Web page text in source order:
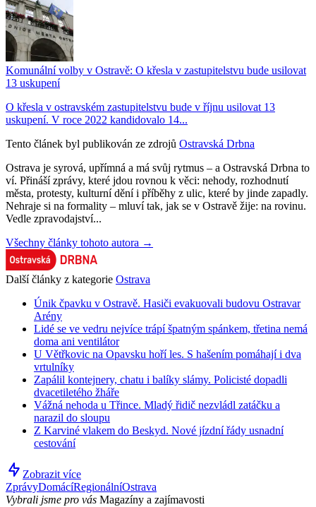
Komunální volby v Ostravě: O křesla v zastupitelstvu bude usilovat
13 uskupení
O křesla v ostravském zastupitelstvu bude v říjnu usilovat 13
uskupení. V roce 2022 kandidovalo 14...
Tento článek byl publikován ze zdrojů Ostravská Drbna
Ostrava je syrová, upřímná a má svůj rytmus – a Ostravská Drbna to
ví. Přináší zprávy, které jdou rovnou k věci: nehody, rozhodnutí
města, protesty, kulturní dění i příběhy z ulic, které by jinde zapadly.
Nehraje si na formality – mluví tak, jak se v Ostravě žije: na rovinu.
Vedle zpravodajství...
Všechny články tohoto autora →
Další články z kategorie Ostrava
Únik čpavku v Ostravě. Hasiči evakuovali budovu Ostravar
Arény
Lidé se ve vedru nejvíce trápí špatným spánkem, třetina nemá
doma ani ventilátor
U Větřkovic na Opavsku hoří les. S hašením pomáhají i dva
vrtulníky
Zapálil kontejnery, chatu i balíky slámy. Policisté dopadli
dvacetiletého žháře
Vážná nehoda u Třince. Mladý řidič nezvládl zatáčku a
narazil do sloupu
Z Karviné vlakem do Beskyd. Nové jízdní řády usnadní
cestování
Zobrazit více
ZprávyDomácíRegionálníOstrava
Vybrali jsme pro vás Magazíny a zajímavosti